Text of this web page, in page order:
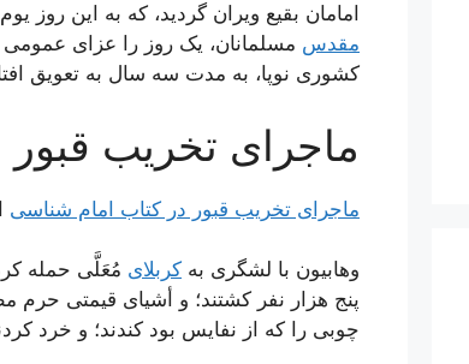
امامان بقیع ویران گردید، که به این
مقدس مسلمانان، یک روز را عزای
کشوری نوپا، به مدت سه سال به تعویق
ماجرای تخریب قبور
ماجرای تخریب قبور در کتاب امام شناسی
وهابیون با لشگرى به کربلاى مُعَلَّی حمله
پنج هزار نفر کشتند؛ و أشیاى قیمتى حرم
چوبى را که از نفایس بود کندند؛ و خرد